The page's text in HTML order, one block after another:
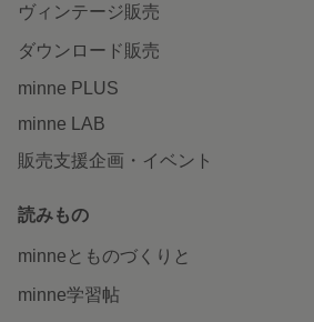
ヴィンテージ販売
ダウンロード販売
minne PLUS
minne LAB
販売支援企画・イベント
読みもの
minneとものづくりと
minne学習帖